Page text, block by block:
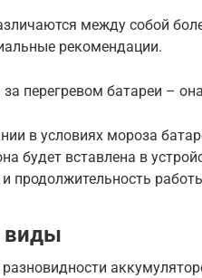
между собой
рекомендации.
за перегревом батареи –
в условиях мороза
будет вставлена в
продолжительность
виды